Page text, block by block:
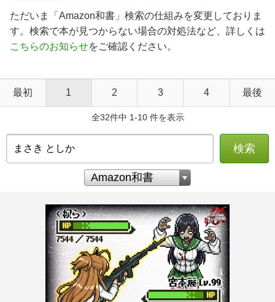
ただいま「Amazon和書」検索の仕組みを変更しておりま
す。検索で本が見つからない場合の対処法など、詳しくは
こちらのお知らせをご確認ください。
最初 1 2 3 4 最後
全32件中 1-10 件を表示
検索